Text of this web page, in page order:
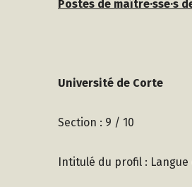
Postes de maître·sse·s
Université de Corte
Section : 9 / 10
Intitulé du profil :